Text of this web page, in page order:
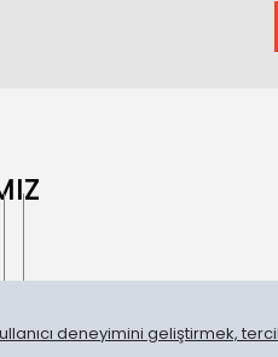
deneyimini geliştirmek,